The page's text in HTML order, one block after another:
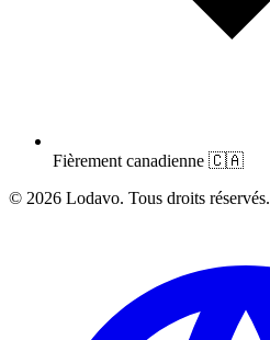
Fièrement canadienne 🇨🇦
© 2026 Lodavo. Tous droits réservés.